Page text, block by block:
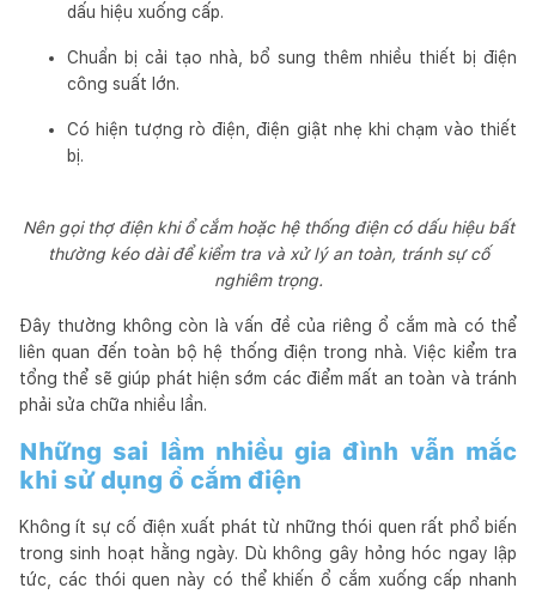
dấu hiệu xuống cấp.
Chuẩn bị cải tạo nhà, bổ sung thêm nhiều thiết bị điện
công suất lớn.
Có hiện tượng rò điện, điện giật nhẹ khi chạm vào thiết
bị.
Nên gọi thợ điện khi ổ cắm hoặc hệ thống điện có dấu hiệu bất
thường kéo dài để kiểm tra và xử lý an toàn, tránh sự cố
nghiêm trọng.
Đây thường không còn là vấn đề của riêng ổ cắm mà có thể
liên quan đến toàn bộ hệ thống điện trong nhà. Việc kiểm tra
tổng thể sẽ giúp phát hiện sớm các điểm mất an toàn và tránh
phải sửa chữa nhiều lần.
Những sai lầm nhiều gia đình vẫn mắc
khi sử dụng ổ cắm điện
Không ít sự cố điện xuất phát từ những thói quen rất phổ biến
trong sinh hoạt hằng ngày. Dù không gây hỏng hóc ngay lập
tức, các thói quen này có thể khiến ổ cắm xuống cấp nhanh